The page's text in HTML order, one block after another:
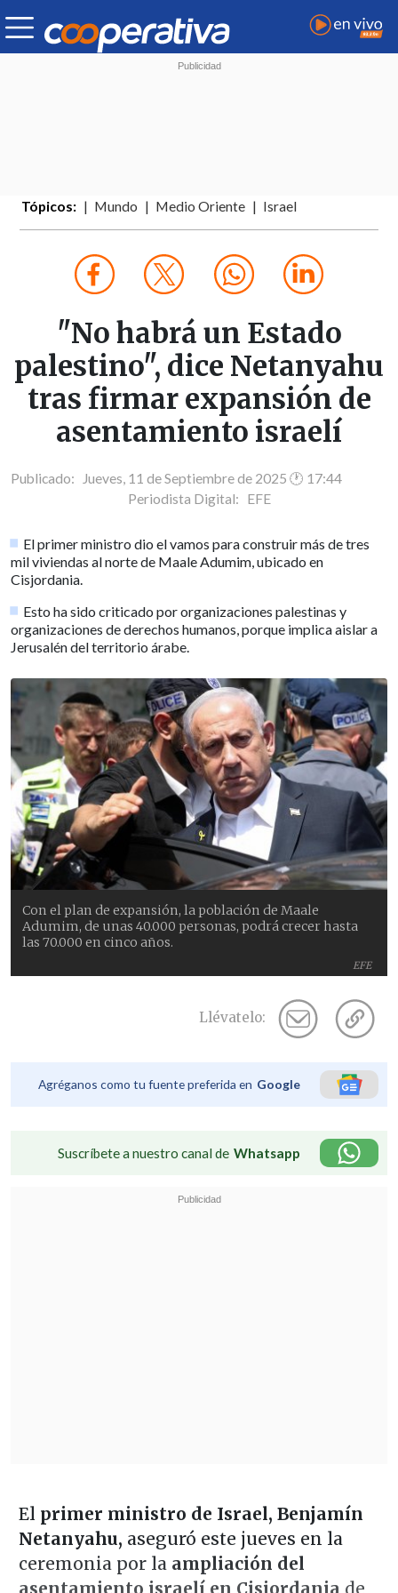
Tópicos: Mundo Medio Oriente Israel
"No habrá un Estado
palestino", dice Netanyahu
tras firmar expansión de
asentamiento israelí
Publicado: Jueves, 11 de Septiembre de 2025 🕐 17:44
Periodista Digital: EFE
El primer ministro dio el vamos para construir más de tres
mil viviendas al norte de Maale Adumim, ubicado en
Cisjordania.
Esto ha sido criticado por organizaciones palestinas y
organizaciones de derechos humanos, porque implica aislar a
Jerusalén del territorio árabe.
EFE
Con el plan de expansión, la población de Maale
Adumim, de unas 40.000 personas, podrá crecer hasta
las 70.000 en cinco años.
Llévatelo:
Agréganos como tu fuente preferida en Google
Suscríbete a nuestro canal de Whatsapp
El primer ministro de Israel, Benjamín
Netanyahu, aseguró este jueves en la
ceremonia por la ampliación del
asentamiento israelí en Cisjordania de